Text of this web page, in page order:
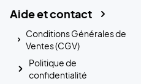
Aide et contact
Conditions Générales de
Ventes (CGV)
Politique de
confidentialité